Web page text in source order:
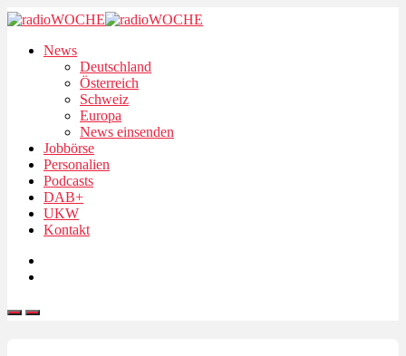
News
Deutschland
Österreich
Schweiz
Europa
News einsenden
Jobbörse
Personalien
Podcasts
DAB+
UKW
Kontakt